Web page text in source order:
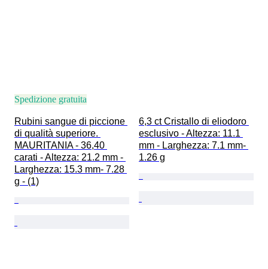
Spedizione gratuita
Rubini sangue di piccione
di qualità superiore.
MAURITANIA - 36,40
carati - Altezza: 21.2 mm -
Larghezza: 15.3 mm- 7.28
g - (1)
6,3 ct Cristallo di eliodoro
esclusivo - Altezza: 11.1
mm - Larghezza: 7.1 mm-
1.26 g